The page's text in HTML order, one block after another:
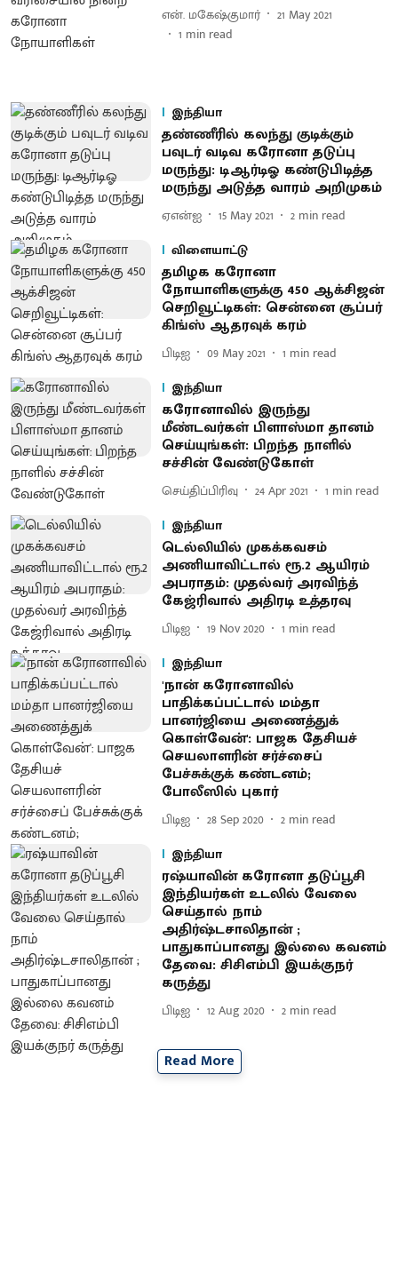
என். மகேஷ்குமார்
21 May 2021
1 min read
இந்தியா
தண்ணீரில் கலந்து குடிக்கும்
பவுடர் வடிவ கரோனா தடுப்பு
மருந்து: டிஆர்டிஓ கண்டுபிடித்த
மருந்து அடுத்த வாரம் அறிமுகம்
ஏஎன்ஐ 15 May 2021 2 min read
விளையாட்டு
தமிழக கரோனா
நோயாளிகளுக்கு 450 ஆக்சிஜன்
செறிவூட்டிகள்: சென்னை சூப்பர்
கிங்ஸ் ஆதரவுக் கரம்
பிடிஐ 09 May 2021 1 min read
இந்தியா
கரோனாவில் இருந்து
மீண்டவர்கள் பிளாஸ்மா தானம்
செய்யுங்கள்: பிறந்த நாளில்
சச்சின் வேண்டுகோள்
செய்திப்பிரிவு 24 Apr 2021 1 min read
இந்தியா
டெல்லியில் முகக்கவசம்
அணியாவிட்டால் ரூ.2 ஆயிரம்
அபராதம்: முதல்வர் அரவிந்த்
கேஜ்ரிவால் அதிரடி உத்தரவு
பிடிஐ 19 Nov 2020 1 min read
இந்தியா
'நான் கரோனாவில்
பாதிக்கப்பட்டால் மம்தா
பானர்ஜியை அணைத்துக்
கொள்வேன்': பாஜக தேசியச்
செயலாளரின் சர்ச்சைப்
பேச்சுக்குக் கண்டனம்;
போலீஸில் புகார்
பிடிஐ 28 Sep 2020 2 min read
இந்தியா
ரஷ்யாவின் கரோனா தடுப்பூசி
இந்தியர்கள் உடலில் வேலை
செய்தால் நாம்
அதிர்ஷ்டசாலிதான் ;
பாதுகாப்பானது இல்லை கவனம்
தேவை: சிசிஎம்பி இயக்குநர்
கருத்து
பிடிஐ 12 Aug 2020 2 min read
Read More